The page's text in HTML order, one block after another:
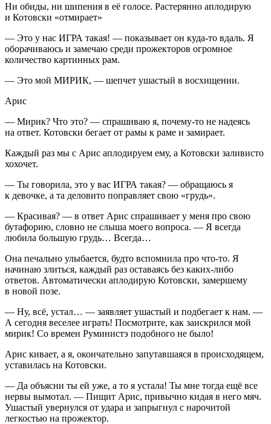
Ни обиды, ни шипения в её голосе. Растерянно аплодирую
и Котовски «отмирает»
— Это у нас ИГРА такая! — показывает он куда-то вдаль. Я
оборачиваюсь и замечаю среди прожекторов огромное
количество картинных рам.
— Это мой МИРИК, — шепчет ушастый в восхищении.
Арис
— Мирик? Что это? — спрашиваю я, почему-то не надеясь
на ответ. Котовски бегает от рамы к раме и замирает.
Каждый раз мы с Арис аплодируем ему, а Котовски заливисто
хохочет.
— Ты говорила, это у вас ИГРА такая? — обращаюсь я
к девочке, а та деловито поправляет свою «грудь».
— Красивая? — в ответ Арис спрашивает у меня про свою
бутафорию, словно не слыша моего вопроса. — Я всегда
любила большую грудь… Всегда…
Она печально улыбается, будто вспомнила про что-то. Я
начинаю злиться, каждый раз оставаясь без каких-либо
ответов. Автоматически аплодирую Котовски, замершему
в новой позе.
— Ну, всё, устал… — заявляет ушастый и подбегает к нам. —
А сегодня веселее играть! Посмотрите, как заискрился мой
мирик! Со времен Руминистэ подобного не было!
Арис кивает, а я, окончательно запутавшаяся в происходящем,
уставилась на Котовски.
— Да объясни ты ей уже, а то я устала! Ты мне тогда ещё все
нервы вымотал. — Пищит Арис, привычно кидая в него мяч.
Ушастый увернулся от удара и запрыгнул с нарочитой
легкостью на прожектор.